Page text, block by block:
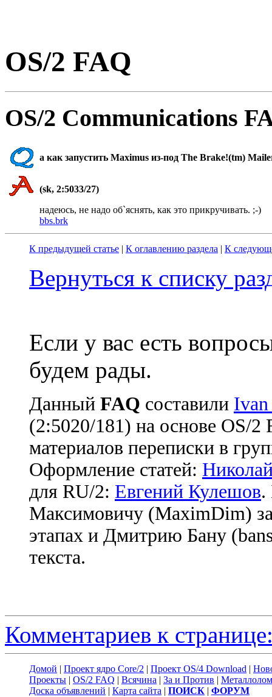
OS/2 FAQ
OS/2 Communications
а как запустить Maximus из-под The Brake!(tm)
(sk, 2:5033/27)
надеюсь, не надо об`яснять, как это пpикpучивать. ;-)
bbs.brk
К предыдущей статье | К оглавлению раздела | К
Вернуться к списку
Если у вас есть
будем рады.
Данный FAQ cоставили
(2:5020/181) на основе OS/
материалов переписки в
Оформление статей:
для RU/2: Евгений Кулешов.
Максимовичу (MaximDim)
этапах и Дмитрию Бану
текста.
Комментариев к
Домой | Проект ядро Core/2 | Проект OS/4 Download |
Проекты | OS/2 FAQ | Всячина | За и Против | Металлолом
Доска объявлений | Карта сайта | ПОИСК | ФОРУМ